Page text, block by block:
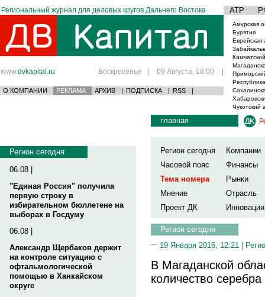
Региональный журнал для деловых кругов Дальнего Востока АТР
www.dvkapital.ru Воскресенье | 09 Августа, 18:00 |
О КОМПАНИИ РЕКЛАМА АРХИВ | ПОДПИСКА | RSS |
Амурская
Бурятия
Еврейская
Чукотский
Регион сегодня
06.08 |
"Единая Россия" получила
первую строку в
избирательном бюллетене на
выборах в Госдуму
06.08 |
Александр Щербаков держит
на контроле ситуацию с
офтальмологической
помощью в Ханкайском
округе
главная
Регион сегодня
Компании
Часовой пояс
Финансы
Тема номера
Рынки
Мнение
Отрасль
Проект ДК
Инновации
Регион сегодня
19 Января 2016, 12:21 |
В Магаданской
количество